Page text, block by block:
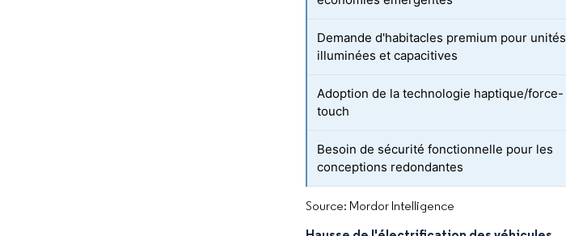
Demande d'habitacles premium pour unités
illuminées et capacitives
Adoption de la technologie haptique/force-
touch
Besoin de sécurité fonctionnelle pour les
conceptions redondantes
Source: Mordor Intelligence